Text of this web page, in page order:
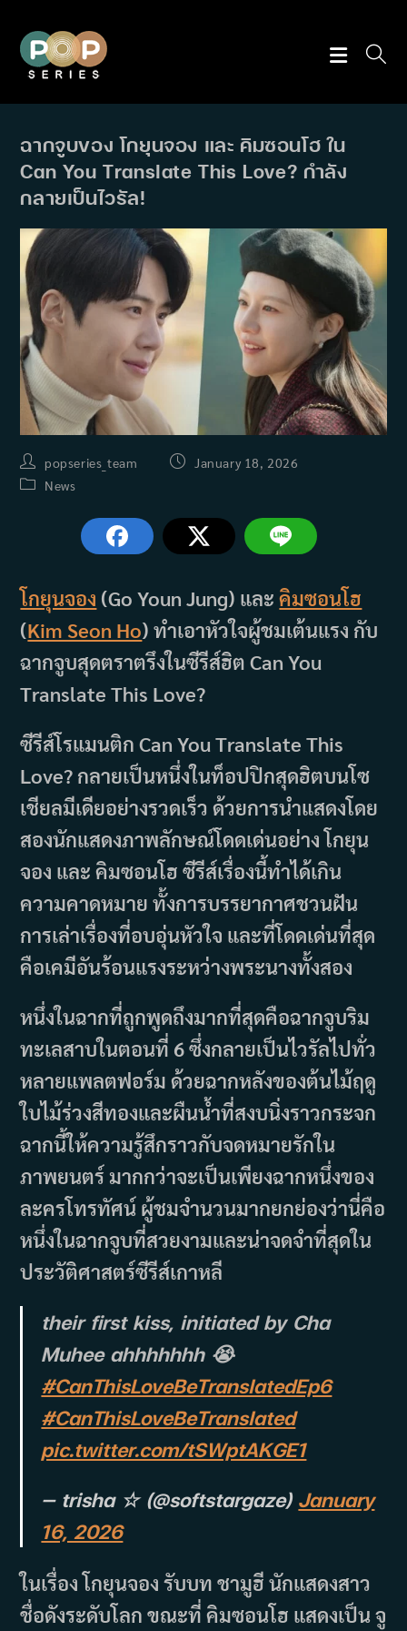
content
ฉากจูบของ โกยุนจอง และ คิมซอนโฮ ใน
Can You Translate This Love? กำลัง
กลายเป็นไวรัล!
Post
author:
popseries_team
Post January 18, 2026
PostNews
โกยุนจอง (Go Youn Jung) และคิมซอนโฮ
(Kim Seon Ho) ทำเอาหัวใจผู้ชมเต้นแรง กับ
ฉากจูบสุดตราตรึงในซีรีส์ฮิต Can You
Translate This Love?
ซีรีส์โรแมนติก Can You Translate This
Love? กลายเป็นหนึ่งในท็อปปิกสุดฮิตบนโซ
เชียลมีเดียอย่างรวดเร็ว ด้วยการนำแสดงโดย
สองนักแสดงภาพลักษณ์โดดเด่นอย่าง โกยุน
จอง และ คิมซอนโฮ ซีรีส์เรื่องนี้ทำได้เกิน
ความคาดหมาย ทั้งการบรรยากาศชวนฝัน
การเล่าเรื่องที่อบอุ่นหัวใจ และที่โดดเด่นที่สุด
คือเคมีอันร้อนแรงระหว่างพระนางทั้งสอง
หนึ่งในฉากที่ถูกพูดถึงมากที่สุดคือฉากจูบริม
ทะเลสาบในตอนที่ 6 ซึ่งกลายเป็นไวรัลไปทั่ว
หลายแพลตฟอร์ม ด้วยฉากหลังของต้นไม้ฤดู
ใบไม้ร่วงสีทองและผืนน้ำที่สงบนิ่งราวกระจก
ฉากนี้ให้ความรู้สึกราวกับจดหมายรักใน
ภาพยนตร์ มากกว่าจะเป็นเพียงฉากหนึ่งของ
ละครโทรทัศน์ ผู้ชมจำนวนมากยกย่องว่านี่คือ
หนึ่งในฉากจูบที่สวยงามและน่าจดจำที่สุดใน
ประวัติศาสตร์ซีรีส์เกาหลี
their first kiss, initiated by Cha
Muhee ahhhhhhh 😭
#CanThisLoveBeTranslatedEp6
#CanThisLoveBeTranslated
pic.twitter.com/tSWptAKGE1
— trisha ☆ (@softstargaze)January
16, 2026
ในเรื่อง โกยุนจอง รับบท ชามูฮี นักแสดงสาว
ชื่อดังระดับโลก ขณะที่ คิมซอนโฮ แสดงเป็น จู